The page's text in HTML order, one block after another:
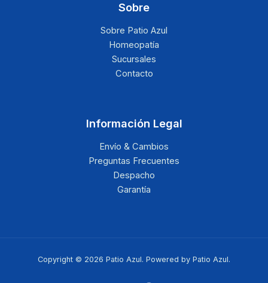
Sobre
Sobre Patio Azul
Homeopatía
Sucursales
Contacto
Información Legal
Envío & Cambios
Preguntas Frecuentes
Despacho
Garantía
Copyright © 2026 Patio Azul. Powered by Patio Azul.